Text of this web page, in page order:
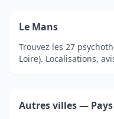
Le Mans
Trouvez les 27
Loire). Localisations,
Autres villes — Pays